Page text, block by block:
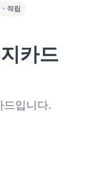
적립
카드
드입니다.